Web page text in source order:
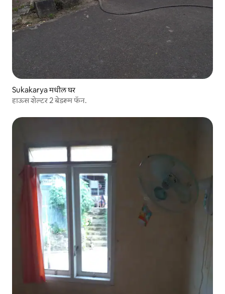
Sukakarya मधील घर
हाऊस शेल्टर 2 बेडरूम फॅन.